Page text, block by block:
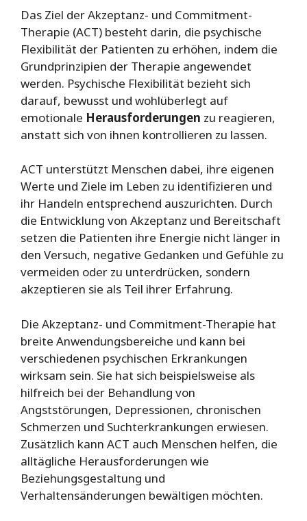
Das Ziel der Akzeptanz- und Commitment-
Therapie (ACT) besteht darin, die psychische
Flexibilität der Patienten zu erhöhen, indem die
Grundprinzipien der Therapie angewendet
werden. Psychische Flexibilität bezieht sich
darauf, bewusst und wohlüberlegt auf
emotionale Herausforderungen zu reagieren,
anstatt sich von ihnen kontrollieren zu lassen.
ACT unterstützt Menschen dabei, ihre eigenen
Werte und Ziele im Leben zu identifizieren und
ihr Handeln entsprechend auszurichten. Durch
die Entwicklung von Akzeptanz und Bereitschaft
setzen die Patienten ihre Energie nicht länger in
den Versuch, negative Gedanken und Gefühle zu
vermeiden oder zu unterdrücken, sondern
akzeptieren sie als Teil ihrer Erfahrung.
Die Akzeptanz- und Commitment-Therapie hat
breite Anwendungsbereiche und kann bei
verschiedenen psychischen Erkrankungen
wirksam sein. Sie hat sich beispielsweise als
hilfreich bei der Behandlung von
Angststörungen, Depressionen, chronischen
Schmerzen und Suchterkrankungen erwiesen.
Zusätzlich kann ACT auch Menschen helfen, die
alltägliche Herausforderungen wie
Beziehungsgestaltung und
Verhaltensänderungen bewältigen möchten.